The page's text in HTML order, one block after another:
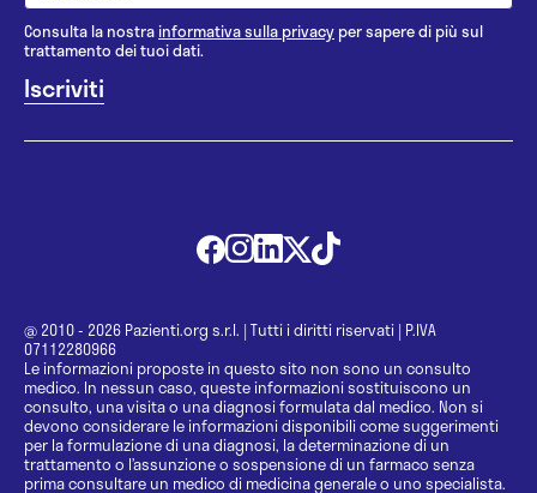
Consulta la nostrainformativa sulla privacy per sapere di più sul
trattamento dei tuoi dati.
@ 2010 - 2026 Pazienti.org s.r.l. | Tutti i diritti riservati | P.IVA
07112280966
Le informazioni proposte in questo sito non sono un consulto
medico. In nessun caso, queste informazioni sostituiscono un
consulto, una visita o una diagnosi formulata dal medico. Non si
devono considerare le informazioni disponibili come suggerimenti
per la formulazione di una diagnosi, la determinazione di un
trattamento o l’assunzione o sospensione di un farmaco senza
prima consultare un medico di medicina generale o uno specialista.